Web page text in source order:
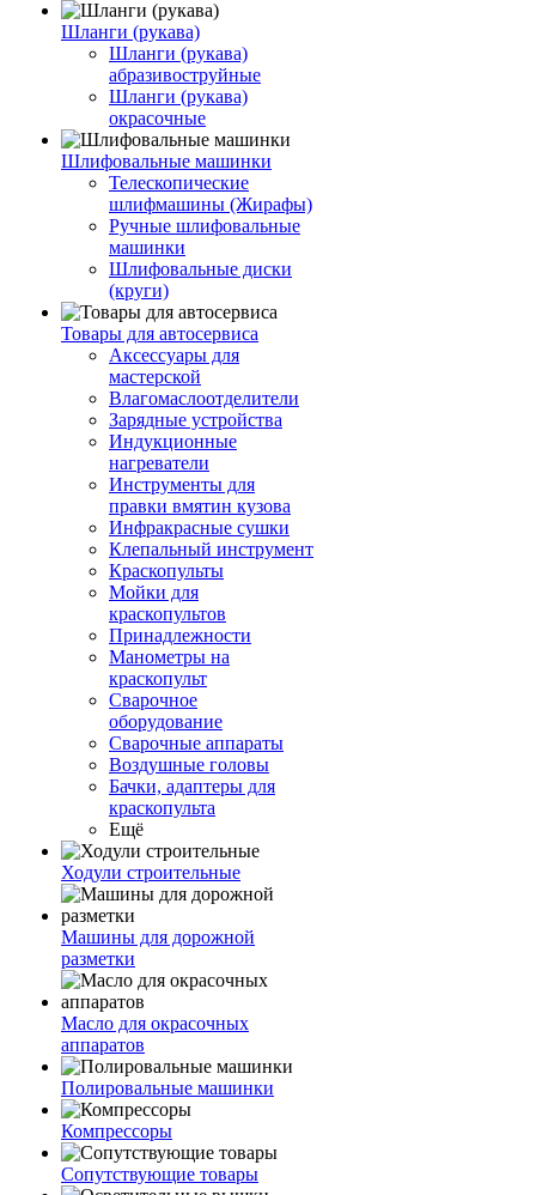
Шланги (рукава)
Шланги (рукава)
абразивоструйные
Шланги (рукава)
окрасочные
Шлифовальные машинки
Телескопические
шлифмашины (Жирафы)
Ручные шлифовальные
машинки
Шлифовальные диски
(круги)
Товары для автосервиса
Аксессуары для
мастерской
Влагомаслоотделители
Зарядные устройства
Индукционные
нагреватели
Инструменты для
правки вмятин кузова
Инфракрасные сушки
Клепальный инструмент
Краскопульты
Мойки для
краскопультов
Принадлежности
Манометры на
краскопульт
Сварочное
оборудование
Сварочные аппараты
Воздушные головы
Бачки, адаптеры для
краскопульта
Ещё
Ходули строительные
Машины для дорожной
разметки
Масло для окрасочных
аппаратов
Полировальные машинки
Компрессоры
Сопутствующие товары